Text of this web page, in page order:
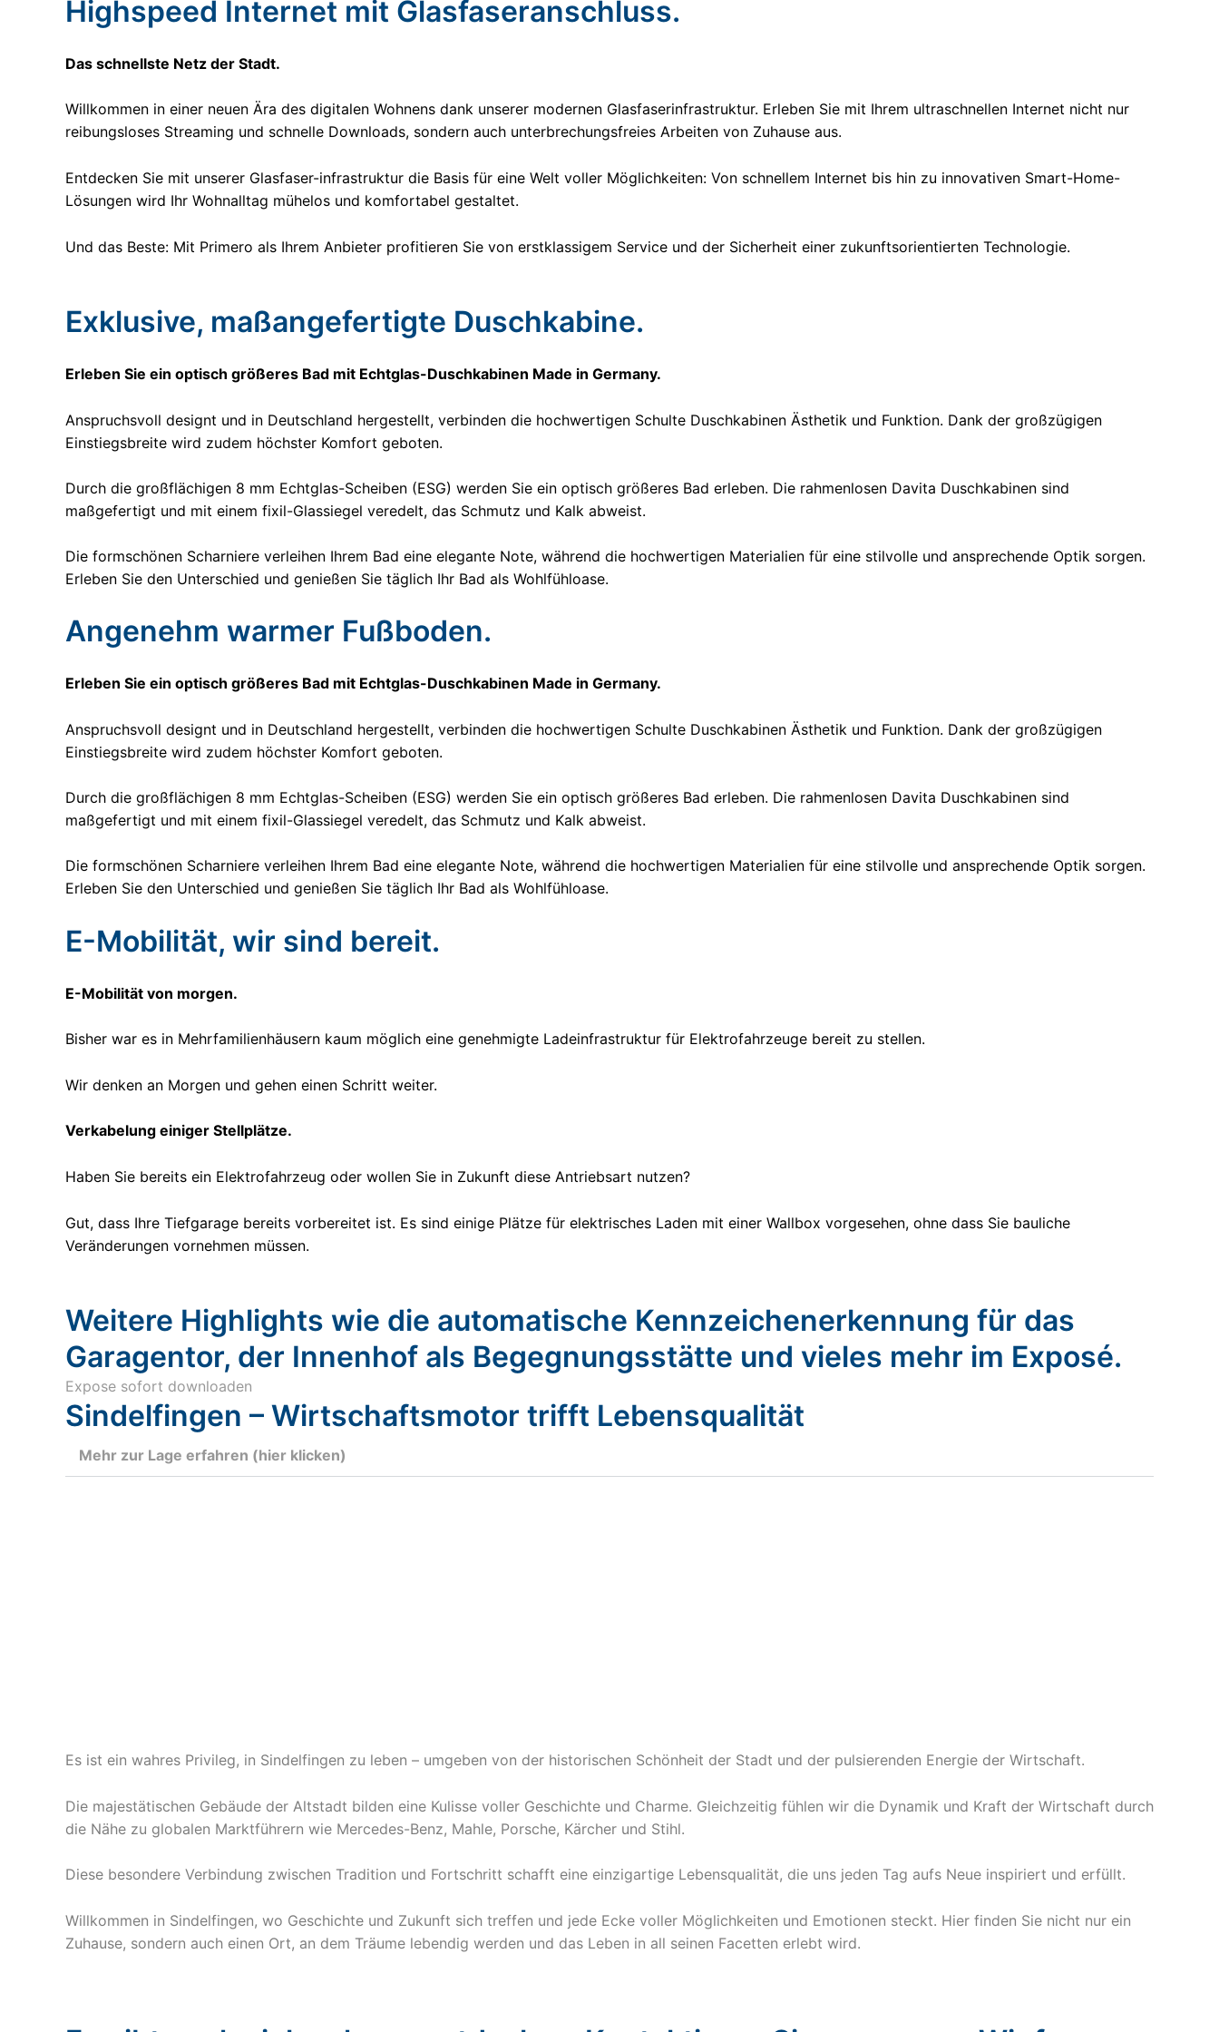
Highspeed Internet mit Glasfaseranschluss.
Das schnellste Netz der Stadt.
Willkommen in einer neuen Ära des digitalen Wohnens dank unserer modernen Glasfaserinfrastruktur. Erleben Sie mit Ihrem ultraschnellen Internet nicht nur
reibungsloses Streaming und schnelle Downloads, sondern auch unterbrechungsfreies Arbeiten von Zuhause aus.
Entdecken Sie mit unserer Glasfaser-infrastruktur die Basis für eine Welt voller Möglichkeiten: Von schnellem Internet bis hin zu innovativen Smart-Home-
Lösungen wird Ihr Wohnalltag mühelos und komfortabel gestaltet.
Und das Beste: Mit Primero als Ihrem Anbieter profitieren Sie von erstklassigem Service und der Sicherheit einer zukunftsorientierten Technologie.
Exklusive, maßangefertigte Duschkabine.
Erleben Sie ein optisch größeres Bad mit Echtglas-Duschkabinen Made in Germany.
Anspruchsvoll designt und in Deutschland hergestellt, verbinden die hochwertigen Schulte Duschkabinen Ästhetik und Funktion. Dank der großzügigen
Einstiegsbreite wird zudem höchster Komfort geboten.
Durch die großflächigen 8 mm Echtglas-Scheiben (ESG) werden Sie ein optisch größeres Bad erleben. Die rahmenlosen Davita Duschkabinen sind
maßgefertigt und mit einem fixil-Glassiegel veredelt, das Schmutz und Kalk abweist.
Die formschönen Scharniere verleihen Ihrem Bad eine elegante Note, während die hochwertigen Materialien für eine stilvolle und ansprechende Optik sorgen.
Erleben Sie den Unterschied und genießen Sie täglich Ihr Bad als Wohlfühloase.
Angenehm warmer Fußboden.
Erleben Sie ein optisch größeres Bad mit Echtglas-Duschkabinen Made in Germany.
Anspruchsvoll designt und in Deutschland hergestellt, verbinden die hochwertigen Schulte Duschkabinen Ästhetik und Funktion. Dank der großzügigen
Einstiegsbreite wird zudem höchster Komfort geboten.
Durch die großflächigen 8 mm Echtglas-Scheiben (ESG) werden Sie ein optisch größeres Bad erleben. Die rahmenlosen Davita Duschkabinen sind
maßgefertigt und mit einem fixil-Glassiegel veredelt, das Schmutz und Kalk abweist.
Die formschönen Scharniere verleihen Ihrem Bad eine elegante Note, während die hochwertigen Materialien für eine stilvolle und ansprechende Optik sorgen.
Erleben Sie den Unterschied und genießen Sie täglich Ihr Bad als Wohlfühloase.
E-Mobilität, wir sind bereit.
E-Mobilität von morgen.
Bisher war es in Mehrfamilienhäusern kaum möglich eine genehmigte Ladeinfrastruktur für Elektrofahrzeuge bereit zu stellen.
Wir denken an Morgen und gehen einen Schritt weiter.
Verkabelung einiger Stellplätze.
Haben Sie bereits ein Elektrofahrzeug oder wollen Sie in Zukunft diese Antriebsart nutzen?
Gut, dass Ihre Tiefgarage bereits vorbereitet ist. Es sind einige Plätze für elektrisches Laden mit einer Wallbox vorgesehen, ohne dass Sie bauliche
Veränderungen vornehmen müssen.
Weitere Highlights wie die automatische Kennzeichenerkennung für das
Garagentor, der Innenhof als Begegnungsstätte und vieles mehr im Exposé.
Expose sofort downloaden
Sindelfingen – Wirtschaftsmotor trifft Lebensqualität
Mehr zur Lage erfahren (hier klicken)
Es ist ein wahres Privileg, in Sindelfingen zu leben – umgeben von der historischen Schönheit der Stadt und der pulsierenden Energie der Wirtschaft.
Die majestätischen Gebäude der Altstadt bilden eine Kulisse voller Geschichte und Charme. Gleichzeitig fühlen wir die Dynamik und Kraft der Wirtschaft durch
die Nähe zu globalen Marktführern wie Mercedes-Benz, Mahle, Porsche, Kärcher und Stihl.
Diese besondere Verbindung zwischen Tradition und Fortschritt schafft eine einzigartige Lebensqualität, die uns jeden Tag aufs Neue inspiriert und erfüllt.
Willkommen in Sindelfingen, wo Geschichte und Zukunft sich treffen und jede Ecke voller Möglichkeiten und Emotionen steckt. Hier finden Sie nicht nur ein
Zuhause, sondern auch einen Ort, an dem Träume lebendig werden und das Leben in all seinen Facetten erlebt wird.